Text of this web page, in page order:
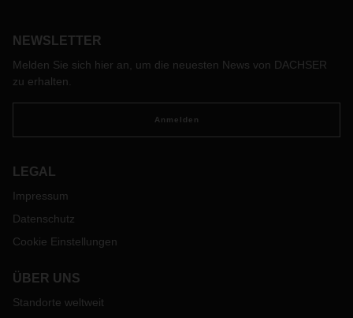
Jahresbericht 2022 gibt einen Überblick über die weltweiten
NEWSLETTER
Melden Sie sich hier an, um die neuesten News von DACHSER
zu erhalten.
Anmelden
LEGAL
Impressum
Datenschutz
Cookie Einstellungen
ÜBER UNS
Standorte weltweit